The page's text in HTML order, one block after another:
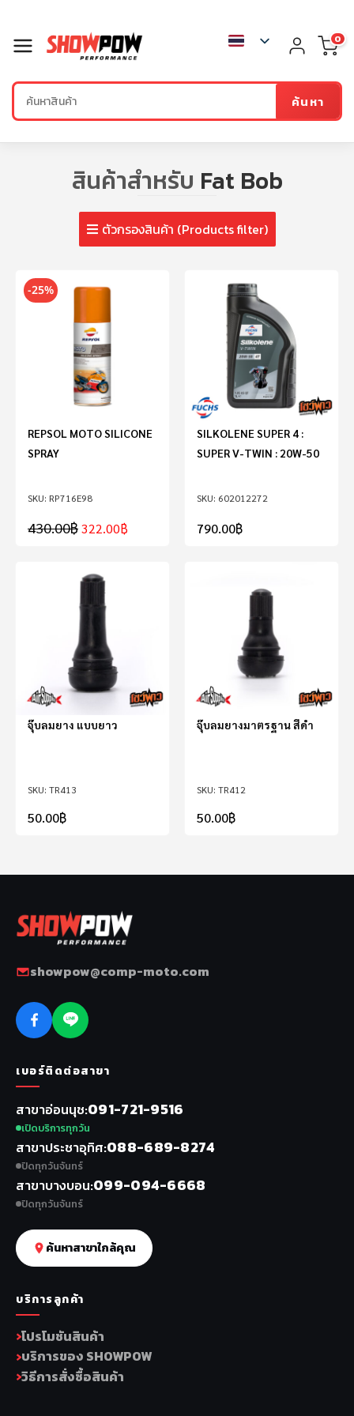
ค้นหา
0
สินค้าสำหรับ Fat Bob
ตัวกรองสินค้า (Products filter)
-25%
RP716E98
REPSOL MOTO SILICONE
SPRAY
430.00฿322.00฿
602012272
SILKOLENE SUPER 4 :
SUPER V-TWIN : 20W-50
790.00฿
TR413
จุ๊บลมยาง แบบยาว
50.00฿
TR412
จุ๊บลมยางมาตรฐาน สีดำ
50.00฿
showpow@comp-moto.com
เบอร์ติดต่อสาขา
สาขาอ่อนนุช 091-721-9516
เปิดบริการทุกวัน
สาขาประชาอุทิศ 088-689-8274
ปิดทุกวันจันทร์
สาขาบางบอน 099-094-6668
ปิดทุกวันจันทร์
ค้นหาสาขาใกล้คุณ
บริการลูกค้า
โปรโมชันสินค้า
บริการของ SHOWPOW
วิธีการสั่งซื้อสินค้า